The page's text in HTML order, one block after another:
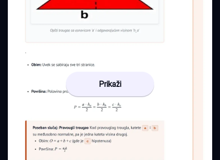
Prikaži